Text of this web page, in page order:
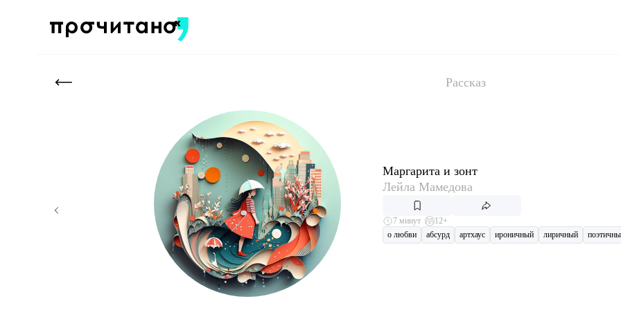
Рассказ
Маргарита и зонт
Лейла Мамедова
7 минут
12+
о любви
абсурд артхаус ироничный лиричный